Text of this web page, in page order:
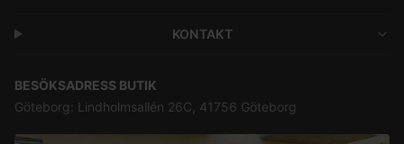
KONTAKT
BESÖKSADRESS BUTIK
Göteborg: Lindholmsallén 26C, 41756 Göteborg